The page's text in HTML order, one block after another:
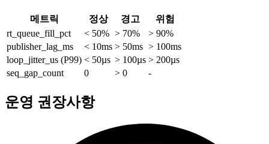
메트릭 정상 경고
위험
rt_queue_fill_pct
< 50% > 70%
> 90%
publisher_lag_ms
< 10ms > 50ms > 100ms
loop_jitter_us (P99) < 50µs > 100µs > 200µs
seq_gap_count
0 > 0 -
운영 권장사항